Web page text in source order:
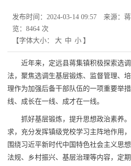
发布时间：2024-03-14 09:57 来源：
览： 8464 次
【字体大小：
大 中 小 】
近年来，定远县蒋集镇积极探索选
法，聚焦选调生基层锻炼、监督管理、
理作为加强后备干部队伍的一项重要举
线、成长在一线、成才在一线。
抓好基层锻炼，提升思想政治素养
求，充分发挥镇级党校学习主阵地作用
围绕习近平新时代中国特色社会主义思
法规、乡村振兴、基层治理等内容，定